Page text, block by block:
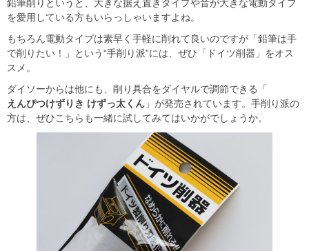
鉛筆削りというと、大きな据え置きタイプや音が大きな電動タイプ
を愛用している方もいらっしゃいますよね。
もちろん電動タイプは素早く手軽に削れて良いのですが「鉛筆は手
で削りたい！」という“手削り派”には、ぜひ「ドイツ削器」をオス
スメ。
ダイソーからは他にも、削り具合をダイヤルで調節できる「
えんぴつけずりき けずっ太くん 」が発売されています。手削り派の
方は、ぜひこちらも一緒に試してみてはいかがでしょうか。